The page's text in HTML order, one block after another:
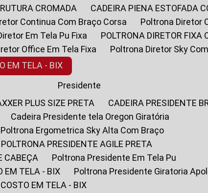
CROMADA
CADEIRA PIENA ESTOFADA
Continua Com Braço Corsa
Poltrona
Em Tela Pu Fixa
POLTRONA DIRETOR FIXA
Office Em Tela Fixa
Poltrona Diretor Sky
EM TELA - BIX
Presidente
PLUS SIZE PRETA
CADEIRA PRESIDENTE
Cadeira Presidente tela Oregon Giratória
Poltrona Ergometrica Sky Alta Com Braço
POLTRONA PRESIDENTE AGILE PRETA
CABEÇA
Poltrona Presidente Em Tela Pu
EM TELA - BIX
Poltrona Presidente Giratoria
EM TELA - BIX